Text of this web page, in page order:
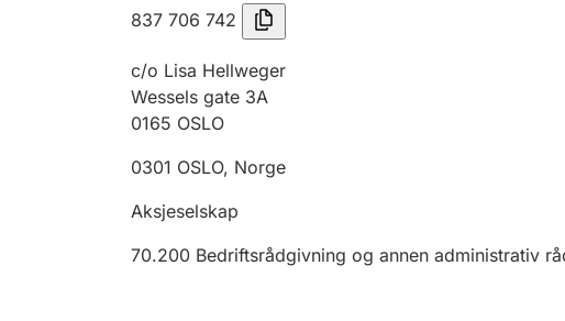
837 706 742
c/o Lisa Hellweger
Wessels gate 3A
0165 OSLO
0301 OSLO, Norge
Aksjeselskap
70.200 Bedriftsrådgivning og annen administrativ